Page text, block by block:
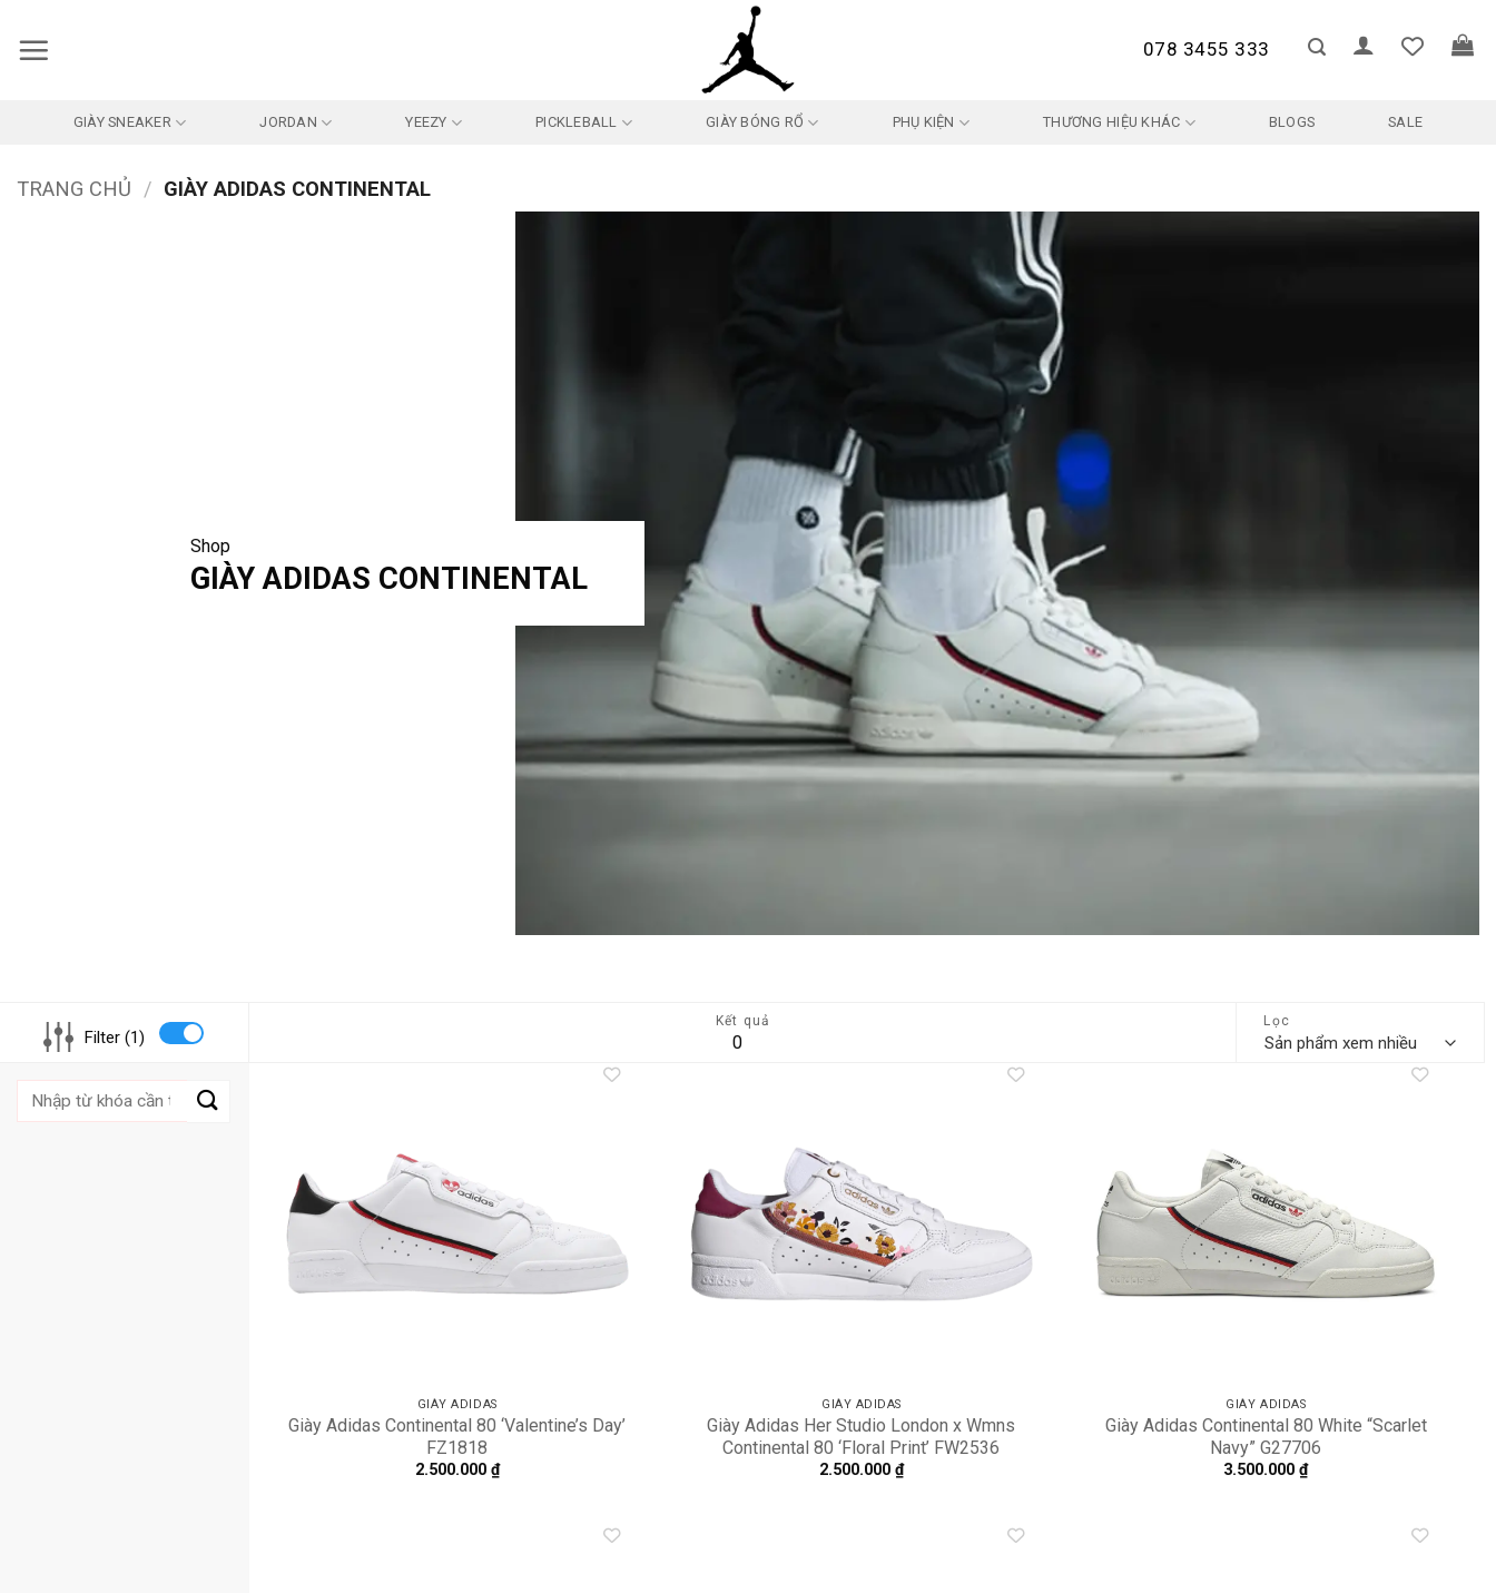
qua
078 3455 333
GIÀY SNEAKER JORDAN YEEZY PICKLEBALL GIÀY BÓNG RỔ PHỤ KIỆN THƯƠNG HIỆU KHÁC BLOGS SALE
TRANG CHỦ / GIÀY ADIDAS CONTINENTAL
Shop
GIÀY ADIDAS CONTINENTAL
Filter (1)
Kết quả
0
Lọc
Tìm
kiếm:
GIÀY ADIDAS
Giày Adidas Continental 80 ‘Valentine’s Day’
FZ1818
2.500.000 ₫
GIÀY ADIDAS
Giày Adidas Her Studio London x Wmns
Continental 80 ‘Floral Print’ FW2536
2.500.000 ₫
GIÀY ADIDAS
Giày Adidas Continental 80 White “Scarlet
Navy” G27706
3.500.000₫